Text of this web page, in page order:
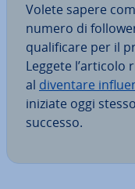
Volete sapere
numero di
qua­li­fi­ca­re per il
Leggete l’articolo
al diventare
iniziate oggi
successo.